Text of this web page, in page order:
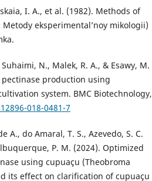
I. A., et al. (1982). Methods of
eksperimental’noy mikologii)
N., Malek, R. A., & Esawy, M.
production using
system. BMC Biotechnology,
018-0481-7
A., do Amaral, T. S., Azevedo, S. C.
P. M. (2024). Optimized
using cupuaçu (Theobroma
its effect on clarification of cupuaçu